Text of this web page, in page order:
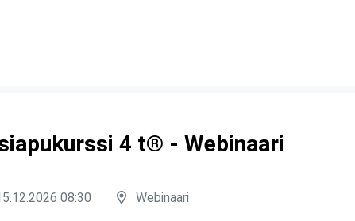
4 t® - Webinaari
08:30 Webinaari